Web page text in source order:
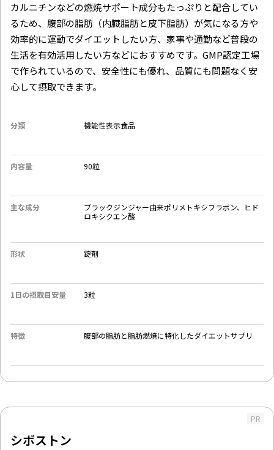
カルニチンなどの燃焼サポート成分もたっぷりと配合してい
るため、腹部の脂肪（内臓脂肪と皮下脂肪）が気になる方や
効率的に運動でダイエットしたい方、家事や通勤など普段の
生活を有効活用したい方などにおすすめです。GMP認定工場
で作られているので、安全性にも優れ、品質にも問題なく安
心して摂取できます。
分類 機能性表示食品
内容量 90粒
主な成分
ブラックジンジャー由来ポリメトキシフラボン、ヒド
ロキシクエン酸
形状 錠剤
1日の摂取目安量 3粒
特徴 腹部の脂肪と脂肪燃焼に特化したダイエットサプリ
PR
シボストン